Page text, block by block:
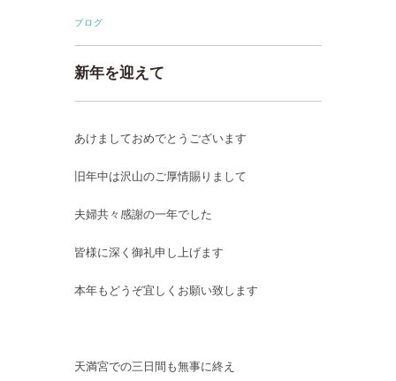
ブログ
新年を迎えて
あけましておめでとうございます
旧年中は沢山のご厚情賜りまして
夫婦共々感謝の一年でした
皆様に深く御礼申し上げます
本年もどうぞ宜しくお願い致します
天満宮での三日間も無事に終え